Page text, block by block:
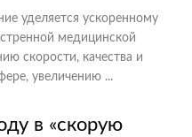
уделяется ускоренному
медицинской
скорости, качества и
увеличению ...
в «скорую